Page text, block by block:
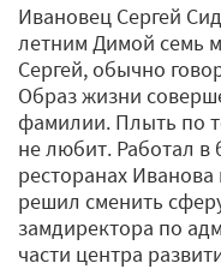
Ивановец Сергей
летним Димой семь
Сергей, обычно
Образ жизни
фамилии. Плыть по
не любит. Работал
ресторанах
решил сменить
замдиректора по
части центра